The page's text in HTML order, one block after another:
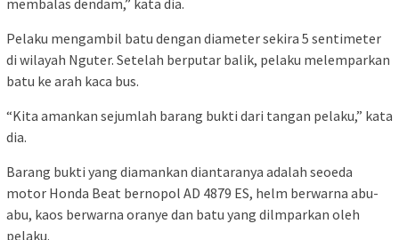
Pelaku mengambil batu dengan diameter sekira 5 sentimeter
di wilayah Nguter. Setelah berputar balik, pelaku melemparkan
batu ke arah kaca bus.
“Kita amankan sejumlah barang bukti dari tangan pelaku,” kata
dia.
Barang bukti yang diamankan diantaranya adalah seoeda
motor Honda Beat bernopol AD 4879 ES, helm berwarna abu-
abu, kaos berwarna oranye dan batu yang dilmparkan oleh
pelaku.